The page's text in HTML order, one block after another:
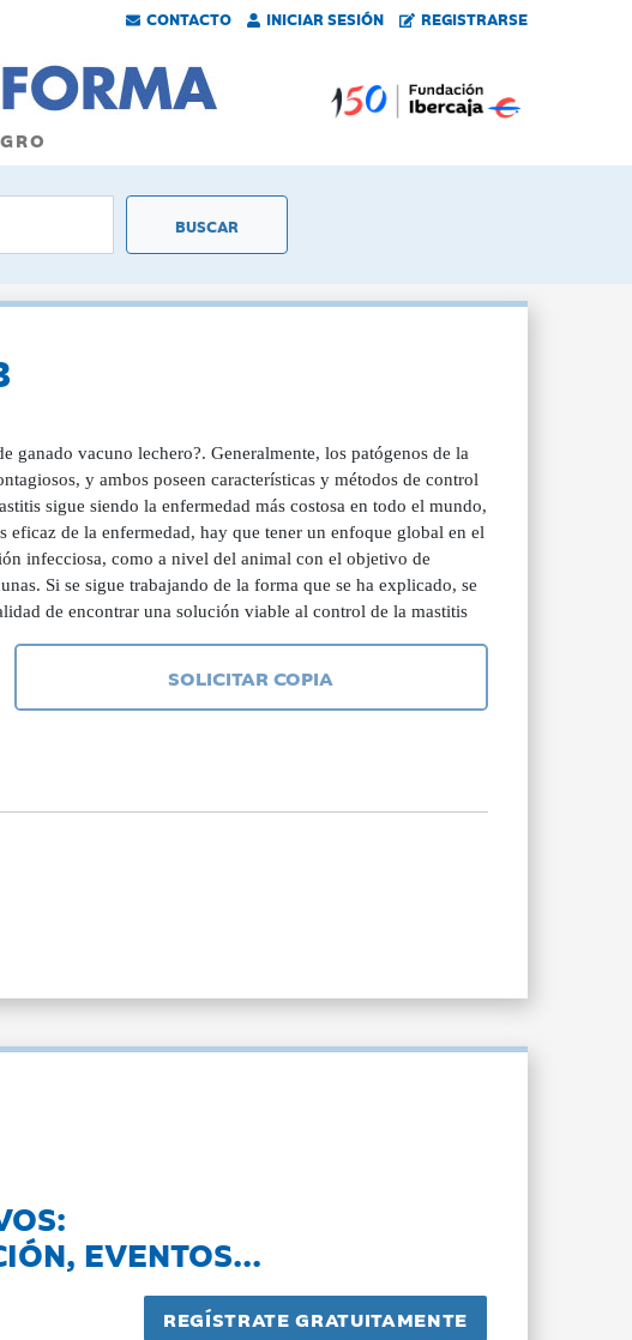
CONTACTO INICIAR SESIÓN REGISTRARSE
ganado vacuno lechero?. Generalmente, los patógenos de la
y ambos poseen características y métodos de control
sigue siendo la enfermedad más costosa en todo el mundo,
de la enfermedad, hay que tener un enfoque global en el
infecciosa, como a nivel del animal con el objetivo de
Si se sigue trabajando de la forma que se ha explicado, se
de encontrar una solución viable al control de la mastitis
SOLICITAR COPIA
EVENTOS...